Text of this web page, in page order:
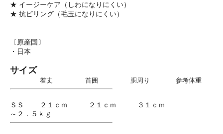
★ イージーケア（しわになりにくい）
★ 抗ピリング（毛玉になりにくい）
〔原産国〕
・日本
サイズ
着丈 首囲 胴周り 参考体重
ＳＳ ２１ｃｍ ２１ｃｍ ３１ｃｍ
～２．５ｋｇ